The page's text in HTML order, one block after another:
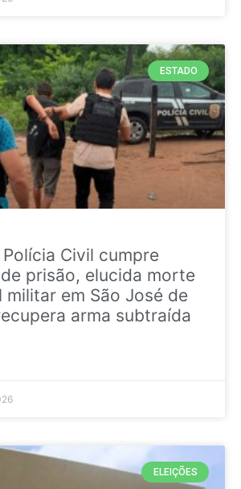
ESTADO
Civil cumpre
prisão, elucida morte
militar em São José de
arma subtraída
ELEIÇÕES